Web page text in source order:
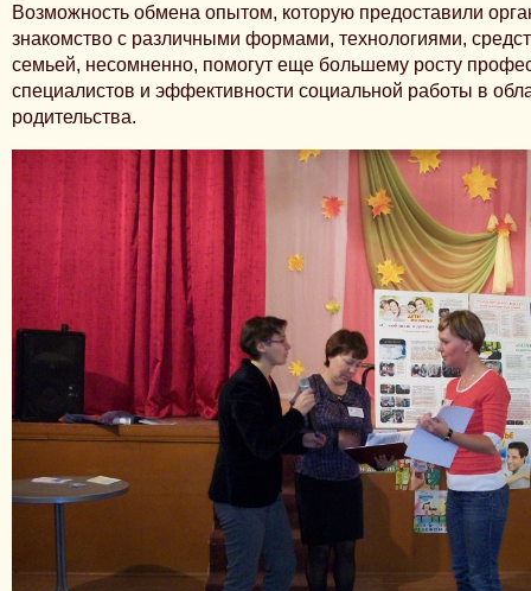
Возможность обмена опытом, которую предоставили
знакомство с различными формами, технологиями,
семьей, несомненно, помогут еще большему росту
специалистов и эффективности социальной работы в
родительства.